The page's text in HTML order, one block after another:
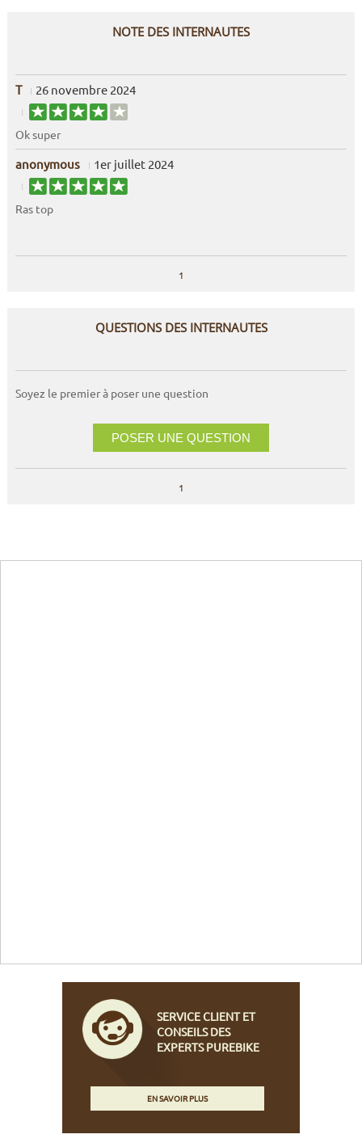
NOTE DES INTERNAUTES
T 26 novembre 2024
Ok super
anonymous 1er juillet 2024
Ras top
1
QUESTIONS DES INTERNAUTES
Soyez le premier à poser une question
POSER UNE QUESTION
1
SERVICE CLIENT ET
CONSEILS DES
EXPERTS PUREBIKE
EN SAVOIR PLUS